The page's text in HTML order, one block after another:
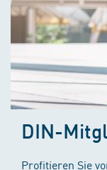
DIN-
Profitieren Sie